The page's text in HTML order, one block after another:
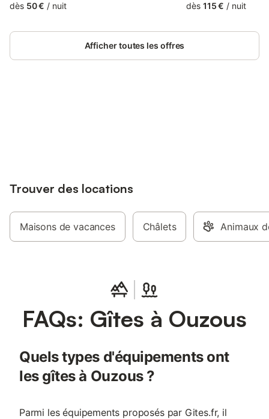
dans un espace arboré et calme. Une
extérieur salon de jardin relax piscine.
Idéal pour se reposer et randonner sur
dès 50 € / nuit
set in Ouzous, 14
Dame de Lourdes
dès 115 € / nuit
Afficher toutes les offres
Trouver des locations
Maisons de vacances Châlets Animaux
FAQs: Gîtes à Ouzous
Quels types d'équipements ont
les gîtes à Ouzous ?
Parmi les équipements proposés par Gites.fr, il